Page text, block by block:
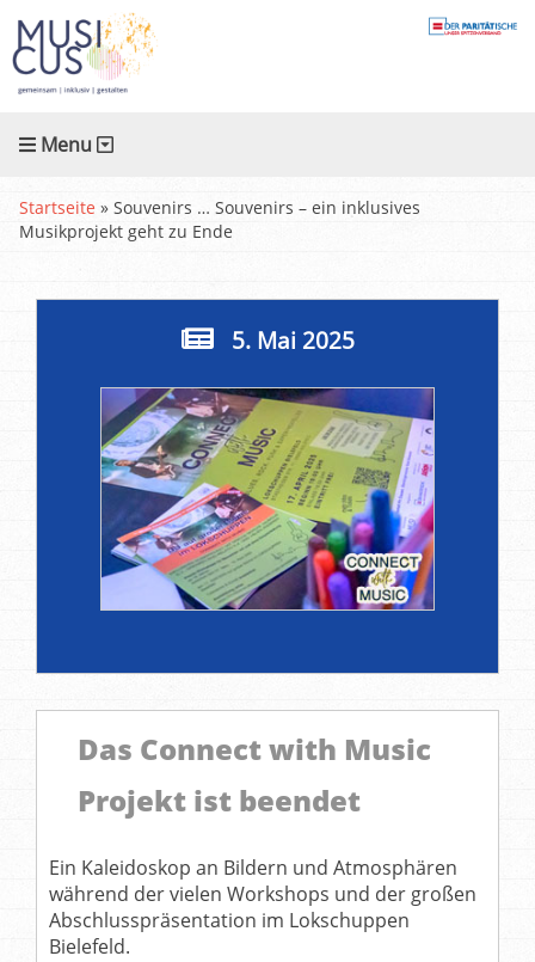
Menu
Startseite » Souvenirs … Souvenirs – ein inklusives
Musikprojekt geht zu Ende
5. Mai 2025
Das Connect with Music
Projekt ist beendet
Ein Kaleidoskop an Bildern und Atmosphären
während der vielen Workshops und der großen
Abschlusspräsentation im Lokschuppen
Bielefeld.